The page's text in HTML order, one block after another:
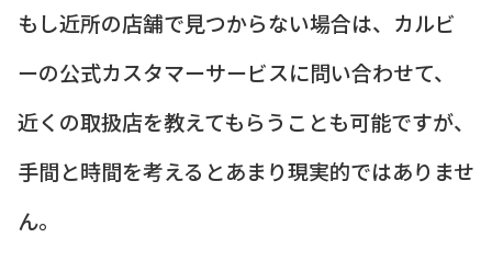
もし近所の店舗で見つからない場合は、カルビ
ーの公式カスタマーサービスに問い合わせて、
近くの取扱店を教えてもらうことも可能ですが、
手間と時間を考えるとあまり現実的ではありませ
ん。